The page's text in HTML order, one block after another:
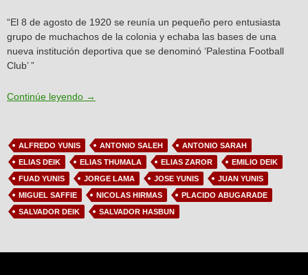
“El 8 de agosto de 1920 se reunía un pequeño pero entusiasta
grupo de muchachos de la colonia y echaba las bases de una
nueva institución deportiva que se denominó ‘Palestina Football
Club’ ”
Continúe leyendo Artículo N°2: Los primeros años del Club
→
ALFREDO YUNIS ANTONIO SALEH
ANTONIO SARAH
ELIAS DEIK
ELIAS THUMALA ELIAS ZAROR
EMILIO DEIK
FUAD YUNIS
JORGE LAMA JOSE YUNIS
JUAN YUNIS
MIGUEL SAFFIE
NICOLAS HIRMAS
PLACIDO ABUGARADE
SALVADOR DEIK
SALVADOR HASBUN